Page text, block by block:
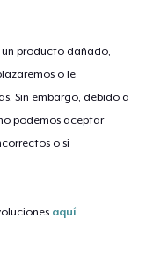
un producto dañado,
o le
Sin embargo, debido a
podemos aceptar
o si
aquí.